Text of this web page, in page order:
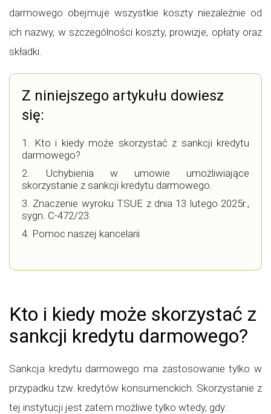
darmowego obejmuje wszystkie koszty niezależnie od
ich nazwy, w szczególności koszty, prowizje, opłaty oraz
składki.
Z niniejszego artykułu dowiesz
się:
Kto i kiedy może skorzystać z sankcji kredytu
darmowego?
Uchybienia w umowie umożliwiające
skorzystanie z sankcji kredytu darmowego.
Znaczenie wyroku TSUE z dnia 13 lutego 2025r.,
sygn. C-472/23.
Pomoc naszej kancelarii
Kto i kiedy może skorzystać z
sankcji kredytu darmowego?
Sankcja kredytu darmowego ma zastosowanie tylko w
przypadku tzw. kredytów konsumenckich. Skorzystanie z
tej instytucji jest zatem możliwe tylko wtedy, gdy: